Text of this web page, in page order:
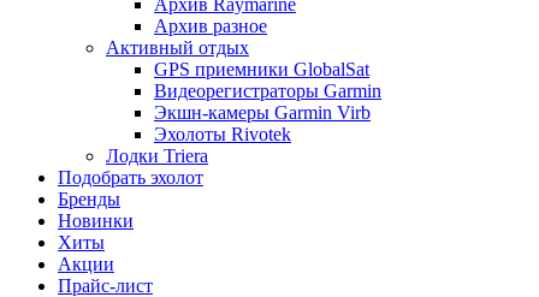
Архив Raymarine
Архив разное
Активный отдых
GPS приемники GlobalSat
Видеорегистраторы Garmin
Экшн-камеры Garmin Virb
Эхолоты Rivotek
Лодки Triera
Подобрать эхолот
Бренды
Новинки
Хиты
Акции
Прайс-лист